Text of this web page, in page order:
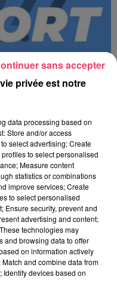
privée est notre
data processing based on
Store and/or access
select advertising; Create
to select personalised
Measure content
statistics or combinations
improve services; Create
to select personalised
Ensure security, prevent and
advertising and content;
technologies may
and browsing data to offer
on information actively
and combine data from
Identify devices based on
sans accepter